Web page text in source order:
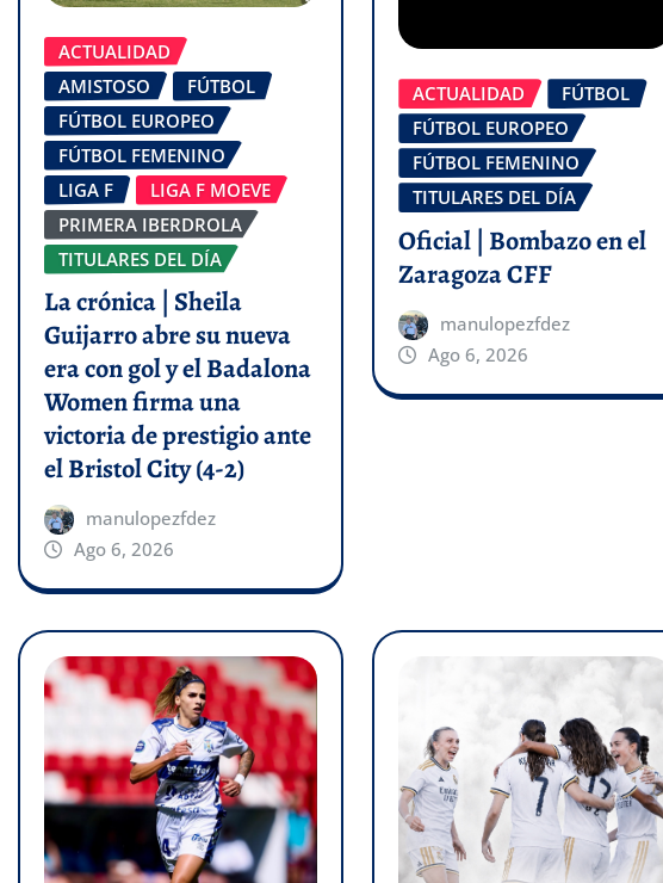
ACTUALIDAD
AMISTOSO
FÚTBOL
FÚTBOL EUROPEO
FÚTBOL FEMENINO
LIGA F
LIGA F MOEVE
PRIMERA IBERDROLA
TITULARES DEL DÍA
La crónica | Sheila
Guijarro abre su nueva
era con gol y el Badalona
Women firma una
victoria de prestigio ante
el Bristol City (4-2)
manulopezfdez
Ago 6, 2026
ACTUALIDAD
FÚTBOL
FÚTBOL EUROPEO
FÚTBOL FEMENINO
TITULARES DEL DÍA
Oficial | Bombazo en el
Zaragoza CFF
manulopezfdez
Ago 6, 2026